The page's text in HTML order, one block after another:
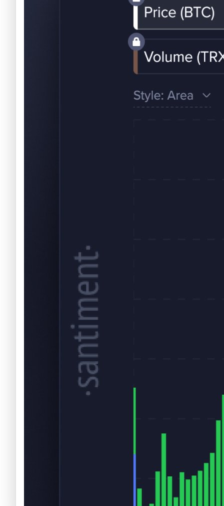
Próximas criptomonedas en Coinbase
Criptomonedas con más futuro
Criptomonedas emergentes
Criptomonedas gratis
Criptomonedas con más potencial
Próximas criptomonedas en Binance
Criptomonedas con baja capitalización
Criptomonedas con más futuro
Criptomonedas emergentes
Criptomonedas gratis